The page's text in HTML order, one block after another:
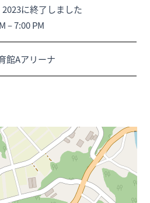
に終了しました
–7:00 PM
館Aアリーナ